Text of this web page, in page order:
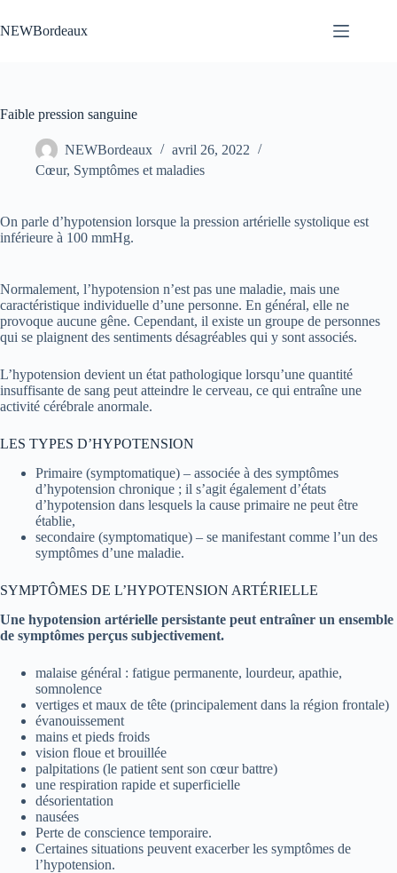
au
contenu
NEWBordeaux
Faible pression sanguine
NEWBordeaux
avril 26, 2022
Cœur, Symptômes et maladies
On parle d’hypotension lorsque la pression artérielle systolique est
inférieure à 100 mmHg.
Normalement, l’hypotension n’est pas une maladie, mais une
caractéristique individuelle d’une personne. En général, elle ne
provoque aucune gêne. Cependant, il existe un groupe de personnes
qui se plaignent des sentiments désagréables qui y sont associés.
L’hypotension devient un état pathologique lorsqu’une quantité
insuffisante de sang peut atteindre le cerveau, ce qui entraîne une
activité cérébrale anormale.
LES TYPES D’HYPOTENSION
Primaire (symptomatique) – associée à des symptômes
d’hypotension chronique ; il s’agit également d’états
d’hypotension dans lesquels la cause primaire ne peut être
établie,
secondaire (symptomatique) – se manifestant comme l’un des
symptômes d’une maladie.
SYMPTÔMES DE L’HYPOTENSION ARTÉRIELLE
Une hypotension artérielle persistante peut entraîner un ensemble
de symptômes perçus subjectivement.
malaise général : fatigue permanente, lourdeur, apathie,
somnolence
vertiges et maux de tête (principalement dans la région frontale)
évanouissement
mains et pieds froids
vision floue et brouillée
palpitations (le patient sent son cœur battre)
une respiration rapide et superficielle
désorientation
nausées
Perte de conscience temporaire.
Certaines situations peuvent exacerber les symptômes de
l’hypotension.